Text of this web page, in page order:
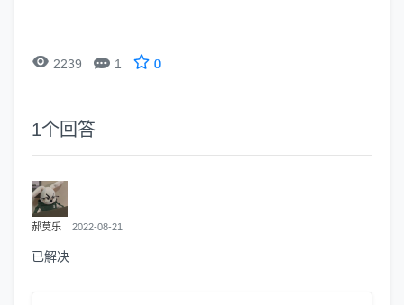
 2239  1 0
1个回答
郝莫乐 2022-08-21
已解决